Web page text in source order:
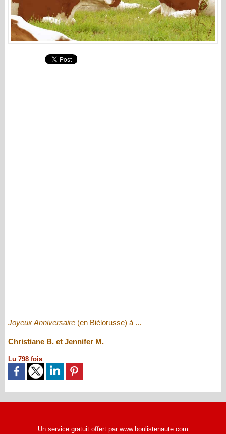
Joyeux Anniversaire (en Biélorusse) à ...
Christiane B. et Jennifer M.
Lu 798 fois
Un service gratuit offert par www.boulistenaute.com